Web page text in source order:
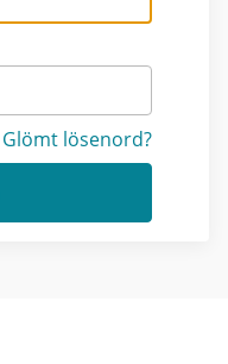
Glömt lösenord?